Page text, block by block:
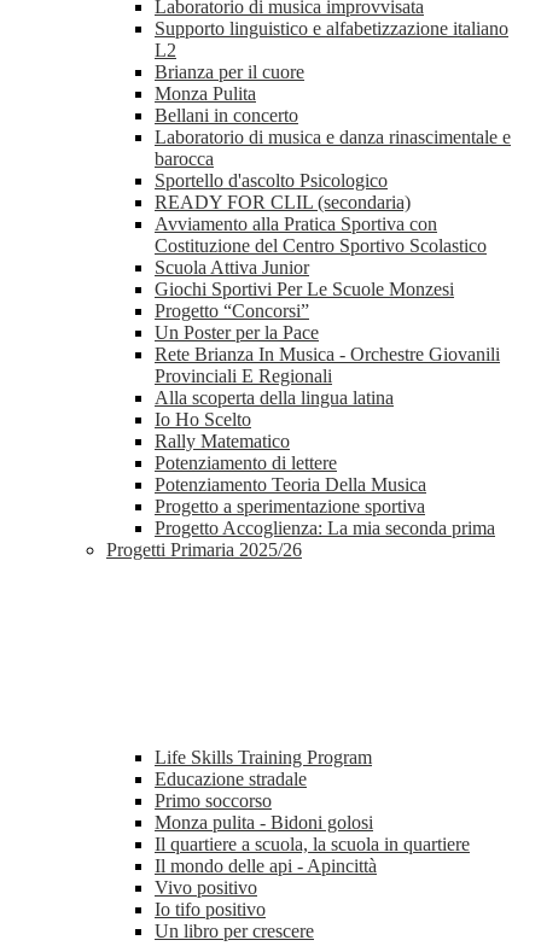
Laboratorio di musica improvvisata
Supporto linguistico e alfabetizzazione italiano
L2
Brianza per il cuore
Monza Pulita
Bellani in concerto
Laboratorio di musica e danza rinascimentale e
barocca
Sportello d'ascolto Psicologico
READY FOR CLIL (secondaria)
Avviamento alla Pratica Sportiva con
Costituzione del Centro Sportivo Scolastico
Scuola Attiva Junior
Giochi Sportivi Per Le Scuole Monzesi
Progetto “Concorsi”
Un Poster per la Pace
Rete Brianza In Musica - Orchestre Giovanili
Provinciali E Regionali
Alla scoperta della lingua latina
Io Ho Scelto
Rally Matematico
Potenziamento di lettere
Potenziamento Teoria Della Musica
Progetto a sperimentazione sportiva
Progetto Accoglienza: La mia seconda prima
Progetti Primaria 2025/26
Life Skills Training Program
Educazione stradale
Primo soccorso
Monza pulita - Bidoni golosi
Il quartiere a scuola, la scuola in quartiere
Il mondo delle api - Apincittà
Vivo positivo
Io tifo positivo
Un libro per crescere